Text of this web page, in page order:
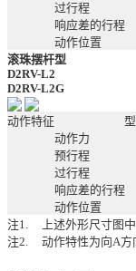
过行程
响应差的行程
动作位置
滚珠摆杆型
D2RV-L2
D2RV-L2G
动作特征
动作力
预行程
过行程
响应差的行程
动作位置
注1.
上述外形尺寸图
注2.
动作特性为向A方